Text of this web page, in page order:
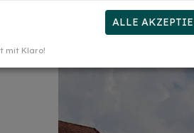
ALLE
mit Klaro!